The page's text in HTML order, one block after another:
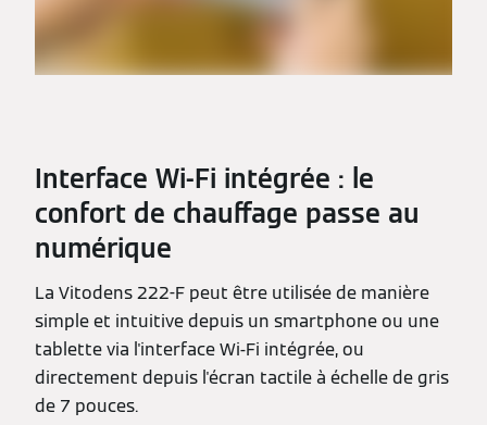
Interface Wi-Fi intégrée : le
confort de chauffage passe au
numérique
La Vitodens 222-F peut être utilisée de manière
simple et intuitive depuis un smartphone ou une
tablette via l'interface Wi-Fi intégrée, ou
directement depuis l'écran tactile à échelle de gris
de 7 pouces.